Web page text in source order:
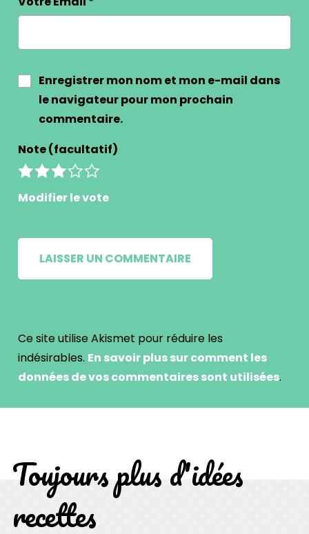
Enregistrer mon nom et mon e-mail dans
le navigateur pour mon prochain
commentaire.
Note (facultatif)
Modifier le vote
Ce site utilise Akismet pour réduire les
indésirables. En savoir plus sur comment les
données de vos commentaires sont utilisées.
Toujours plus d'idées
recettes